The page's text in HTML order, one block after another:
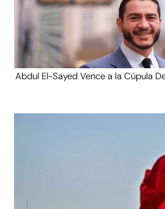
Abdul El-Sayed Vence a la Cúpula